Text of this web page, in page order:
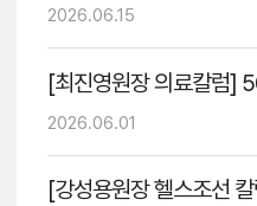
2026.06.15
2026.06.01